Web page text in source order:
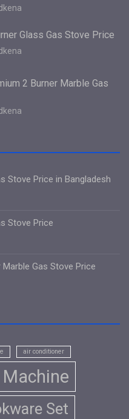
Glass Gas Stove Price
2 Burner Marble Gas
Stove Price in Bangladesh
Stove Price
Gas Stove Price
air conditioner
Set